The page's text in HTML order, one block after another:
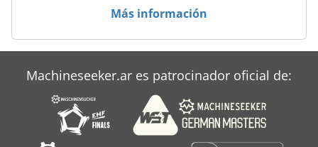
Más información
Machineseeker.ar es patrocinador oficial de: